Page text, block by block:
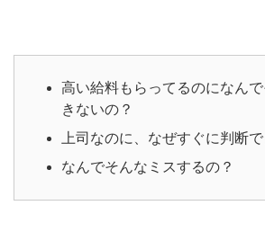
高い給料もらってるのになん
きないの？
上司なのに、なぜすぐに判断
なんでそんなミスするの？